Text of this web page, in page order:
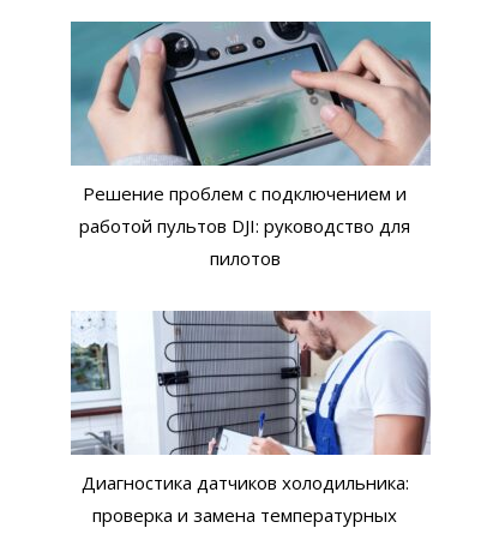
Решение проблем с подключением и
работой пультов DJI: руководство для
пилотов
Диагностика датчиков холодильника:
проверка и замена температурных